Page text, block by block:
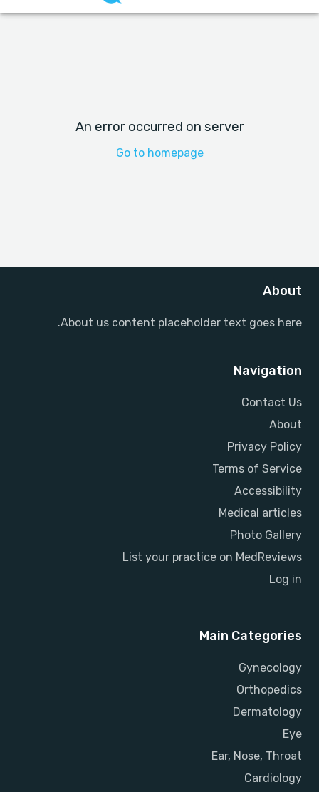
An error occurred on server
Go to homepage
About
About us content placeholder text goes here.
Navigation
Contact Us
About
Privacy Policy
Terms of Service
Accessibility
Medical articles
Photo Gallery
List your practice on MedReviews
Log in
Main Categories
Gynecology
Orthopedics
Dermatology
Eye
Ear, Nose, Throat
Cardiology